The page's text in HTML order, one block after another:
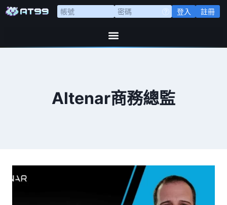
登入 註冊
Altenar商務總監